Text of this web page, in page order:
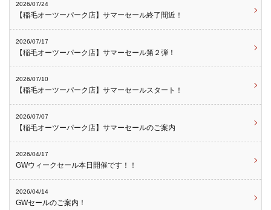
2026/07/24
【稲毛オーツーパーク店】サマーセール終了間近！
2026/07/17
【稲毛オーツーパーク店】サマーセール第２弾！
2026/07/10
【稲毛オーツーパーク店】サマーセールスタート！
2026/07/07
【稲毛オーツーパーク店】サマーセールのご案内
2026/04/17
GWウィークセール本日開催です！！
2026/04/14
GWセールのご案内！